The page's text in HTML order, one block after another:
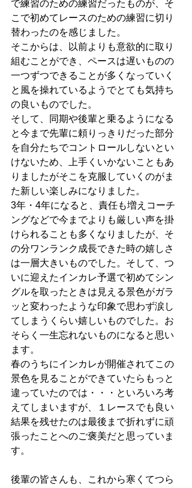
で練習のための練習だったものが、そ
こで初めてレースのための練習に切り
替わったのを感じました。
そこからは、以前よりも意欲的に取り
組むことができ、ペースは遅いものの
一つずつできることが多くなっていく
と風を操れているようでとても気持ち
の良いものでした。
そして、同期や後輩と乗るようになる
と今まで先輩に頼りっきりだった部分
を自分たちでコントロールしないとい
けないため、上手くいかないこともあ
りましたがそこを克服していくのがま
た新しい楽しみになりました。
3年・4年になると、責任も増えコーチ
ングなどで今までよりも厳しい声を掛
けられることも多くなりましたが、そ
の分ワンランク成長できた時の嬉しさ
は一層大きいものでした。そして、つ
いに迎えたインカレ予選で初めてシン
グルを取ったときは見える景色がガラ
ッと変わったような印象で思わず涙し
てしまうくらい嬉しいものでした。お
そらく一生忘れないものになると思い
ます。
春のうちにインカレが開催されてこの
景色を見ることができていたらもっと
違っていたのでは・・・といろいろ考
えてしまいますが、１レースでも良い
結果を残せたのは最後まで折れずに頑
張ったことへのご褒美だと思っていま
す。
後輩の皆さんも、これから寒くてつら